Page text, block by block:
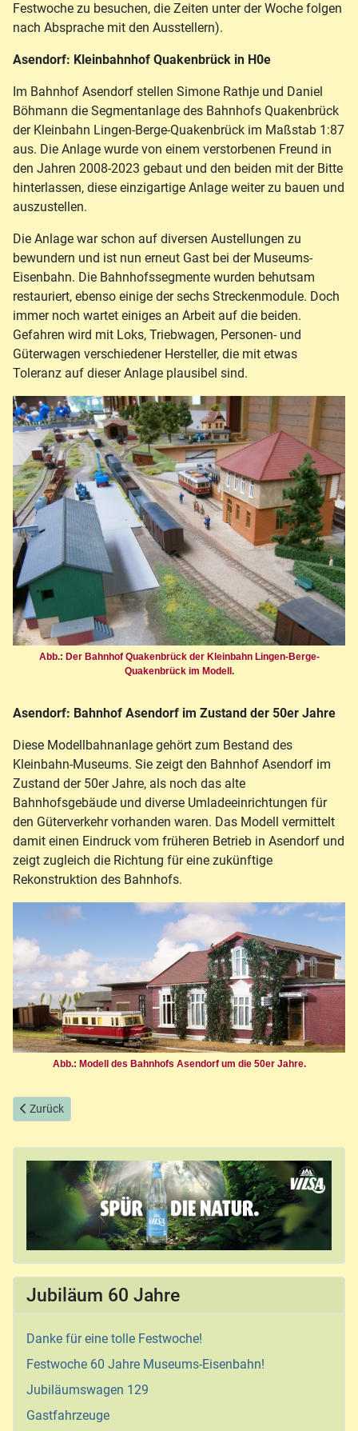
Jubiläum 60 Jahre
Danke für eine tolle Festwoche!
Festwoche 60 Jahre Museums-Eisenbahn!
Jubiläumswagen 129
Gastfahrzeuge
Festwoche zu besuchen, die Zeiten unter der Woche folgen
nach Absprache mit den Ausstellern).
Asendorf: Kleinbahnhof Quakenbrück in H0e
Im Bahnhof Asendorf stellen Simone Rathje und Daniel
Böhmann die Segmentanlage des Bahnhofs Quakenbrück
der Kleinbahn Lingen-Berge-Quakenbrück im Maßstab 1:87
aus. Die Anlage wurde von einem verstorbenen Freund in
den Jahren 2008-2023 gebaut und den beiden mit der Bitte
hinterlassen, diese einzigartige Anlage weiter zu bauen und
auszustellen.
Die Anlage war schon auf diversen Austellungen zu
bewundern und ist nun erneut Gast bei der Museums-
Eisenbahn. Die Bahnhofssegmente wurden behutsam
restauriert, ebenso einige der sechs Streckenmodule. Doch
immer noch wartet einiges an Arbeit auf die beiden.
Gefahren wird mit Loks, Triebwagen, Personen- und
Güterwagen verschiedener Hersteller, die mit etwas
Toleranz auf dieser Anlage plausibel sind.
Abb.: Der Bahnhof Quakenbrück der Kleinbahn Lingen-Berge-
Quakenbrück im Modell.
Asendorf: Bahnhof Asendorf im Zustand der 50er Jahre
Diese Modellbahnanlage gehört zum Bestand des
Kleinbahn-Museums. Sie zeigt den Bahnhof Asendorf im
Zustand der 50er Jahre, als noch das alte
Bahnhofsgebäude und diverse Umladeeinrichtungen für
den Güterverkehr vorhanden waren. Das Modell vermittelt
damit einen Eindruck vom früheren Betrieb in Asendorf und
zeigt zugleich die Richtung für eine zukünftige
Rekonstruktion des Bahnhofs.
Abb.: Modell des Bahnhofs Asendorf um die 50er Jahre.
Vorheriger Beitrag: Straßen-Oldtimer
Zurück